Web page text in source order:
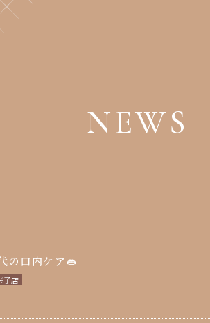
NEWS
の口内ケア👄
子店